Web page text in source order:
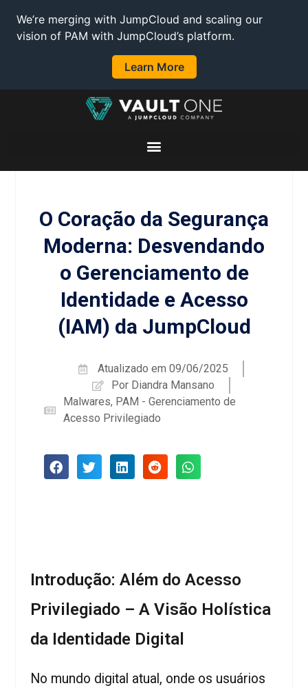
We’re merging with JumpCloud and scaling our
vision of PAM with JumpCloud’s platform.
Learn More
O Coração da Segurança
Moderna: Desvendando
o Gerenciamento de
Identidade e Acesso
(IAM) da JumpCloud
Atualizado em 09/06/2025
Por Diandra Mansano
Malwares, PAM - Gerenciamento de
Acesso Privilegiado
Introdução: Além do Acesso
Privilegiado – A Visão Holística
da Identidade Digital
No mundo digital atual, onde os usuários